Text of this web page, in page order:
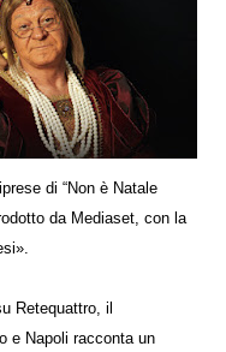
di “Non è Natale
da Mediaset, con la
Retequattro, il
e Napoli racconta un